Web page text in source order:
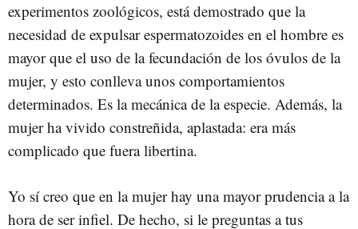
experimentos zoológicos, está demostrado que la
necesidad de expulsar espermatozoides en el hombre es
mayor que el uso de la fecundación de los óvulos de la
mujer, y esto conlleva unos comportamientos
determinados. Es la mecánica de la especie. Además, la
mujer ha vivido constreñida, aplastada: era más
complicado que fuera libertina.
Yo sí creo que en la mujer hay una mayor prudencia a la
hora de ser infiel. De hecho, si le preguntas a tus